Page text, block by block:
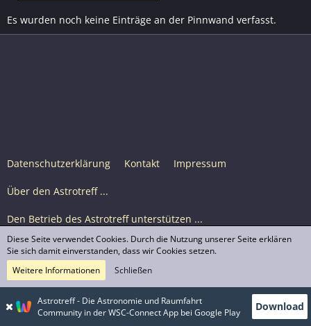
Es wurden noch keine Einträge an der Pinnwand verfasst.
Datenschutzerklärung Kontakt Impressum
Über den Astrotreff ...
Den Betrieb des Astrotreff unterstützen ...
Nutzungsbedingungen
© Astrotreff 2001-2026, lizenziert unter CC BY-SA,
sofern für einzelne Inhalte nicht anders angegeben
Astrotreff - Die Astronomie und Raumfahrt
Community in der WSC-Connect App bei Google Play
Download
Diese Seite verwendet Cookies. Durch die Nutzung unserer Seite erklären
Sie sich damit einverstanden, dass wir Cookies setzen.
Weitere Informationen
Schließen